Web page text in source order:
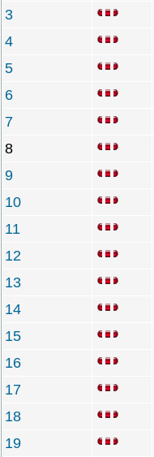
3
4
5
6
7
8
9
10
11
12
13
14
15
16
17
18
19